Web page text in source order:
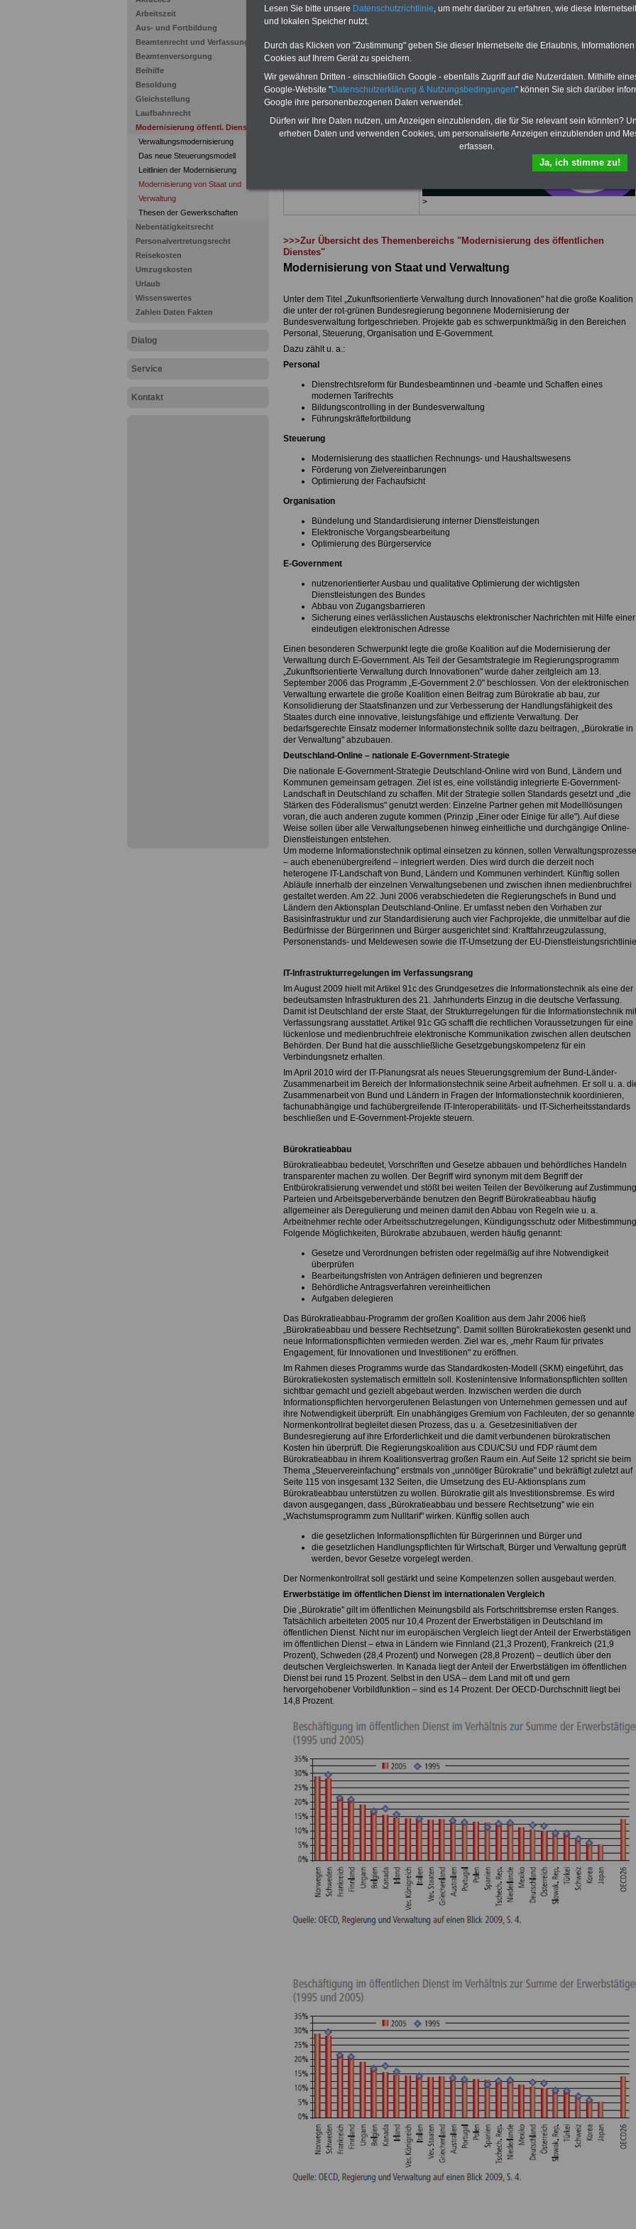
Arbeitszeit
Aus- und Fortbildung
Beamtenrecht und Verfassung
Beamtenversorgung
Beihilfe
Besoldung
Gleichstellung
Laufbahnrecht
Modernisierung öffentl. Dienst
Verwaltungsmodernisierung
Das neue Steuerungsmodell
Leitlinien der Modernisierung
Modernisierung von Staat und
Verwaltung
Thesen der Gewerkschaften
Nebentätigkeitsrecht
Personalvertretungsrecht
Reisekosten
Umzugskosten
Urlaub
Wissenswertes
Zahlen Daten Fakten
Dialog
Service
Kontakt
PDF-SERVICEnur 15 Euro
Zum Komplettpreis von nur
15,00
Euro bei einer Laufzeit von 12
Monaten bleiben Sie zu den
wichtigsten Fragen des
Öffentlichen Dienstes oder des
Beamtenbereiches auf dem
Laufenden: Im PortalPDF-
SERVICEfinden Sie zehn
Bücher bzw. eBooks zum
>
>>>Zur Übersicht des Themenbereichs "Modernisierung des öffentlichen
Dienstes"
Modernisierung von Staat und Verwaltung
Unter dem Titel „Zukunftsorientierte Verwaltung durch Innovationen" hat die große Koalition
die unter der rot-grünen Bundesregierung begonnene Modernisierung der
Bundesverwaltung fortgeschrieben. Projekte gab es schwerpunktmäßig in den Bereichen
Personal, Steuerung, Organisation und E-Government.
Dazu zählt u. a.:
Personal
Dienstrechtsreform für Bundesbeamtinnen und -beamte und Schaffen eines
modernen Tarifrechts
Bildungscontrolling in der Bundesverwaltung
Führungskräftefortbildung
Steuerung
Modernisierung des staatlichen Rechnungs- und Haushaltswesens
Förderung von Zielvereinbarungen
Optimierung der Fachaufsicht
Organisation
Bündelung und Standardisierung interner Dienstleistungen
Elektronische Vorgangsbearbeitung
Optimierung des Bürgerservice
E-Government
nutzenorientierter Ausbau und qualitative Optimierung der wichtigsten
Dienstleistungen des Bundes
Abbau von Zugangsbarrieren
Sicherung eines verlässlichen Austauschs elektronischer Nachrichten mit Hilfe einer
eindeutigen elektronischen Adresse
Einen besonderen Schwerpunkt legte die große Koalition auf die Modernisierung der
Verwaltung durch E-Government. Als Teil der Gesamtstrategie im Regierungsprogramm
„Zukunftsorientierte Verwaltung durch Innovationen" wurde daher zeitgleich am 13.
September 2006 das Programm „E-Government 2.0" beschlossen. Von der elektronischen
Verwaltung erwartete die große Koalition einen Beitrag zum Bürokratie ab bau, zur
Konsolidierung der Staatsfinanzen und zur Verbesserung der Handlungsfähigkeit des
Staates durch eine innovative, leistungsfähige und effiziente Verwaltung. Der
bedarfsgerechte Einsatz moderner Informationstechnik sollte dazu beitragen, „Bürokratie in
der Verwaltung" abzubauen.
Deutschland-Online – nationale E-Government-Strategie
Die nationale E-Government-Strategie Deutschland-Online wird von Bund, Ländern und
Kommunen gemeinsam getragen. Ziel ist es, eine vollständig integrierte E-Government-
Landschaft in Deutschland zu schaffen. Mit der Strategie sollen Standards gesetzt und „die
Stärken des Föderalismus" genutzt werden: Einzelne Partner gehen mit Modelllösungen
voran, die auch anderen zugute kommen (Prinzip „Einer oder Einige für alle"). Auf diese
Weise sollen über alle Verwaltungsebenen hinweg einheitliche und durchgängige Online-
Dienstleistungen entstehen.
Um moderne Informationstechnik optimal einsetzen zu können, sollen Verwaltungsprozesse
– auch ebenenübergreifend – integriert werden. Dies wird durch die derzeit noch
heterogene IT-Landschaft von Bund, Ländern und Kommunen verhindert. Künftig sollen
Abläufe innerhalb der einzelnen Verwaltungsebenen und zwischen ihnen medienbruchfrei
gestaltet werden. Am 22. Juni 2006 verabschiedeten die Regierungschefs in Bund und
Ländern den Aktionsplan Deutschland-Online. Er umfasst neben den Vorhaben zur
Basisinfrastruktur und zur Standardisierung auch vier Fachprojekte, die unmittelbar auf die
Bedürfnisse der Bürgerinnen und Bürger ausgerichtet sind: Kraftfahrzeugzulassung,
Personenstands- und Meldewesen sowie die IT-Umsetzung der EU-
IT-Infrastrukturregelungen im Verfassungsrang
Im August 2009 hielt mit Artikel 91c des Grundgesetzes die Informationstechnik als eine der
bedeutsamsten Infrastrukturen des 21. Jahrhunderts Einzug in die deutsche Verfassung.
Damit ist Deutschland der erste Staat, der Strukturregelungen für die Informationstechnik mit
Verfassungsrang ausstattet. Artikel 91c GG schafft die rechtlichen Voraussetzungen für eine
lückenlose und medienbruchfreie elektronische Kommunikation zwischen allen deutschen
Behörden. Der Bund hat die ausschließliche Gesetzgebungskompetenz für ein
Verbindungsnetz erhalten.
Im April 2010 wird der IT-Planungsrat als neues Steuerungsgremium der Bund-Länder-
Zusammenarbeit im Bereich der Informationstechnik seine Arbeit aufnehmen. Er soll u. a.
Zusammenarbeit von Bund und Ländern in Fragen der Informationstechnik koordinieren,
fachunabhängige und fachübergreifende IT-Interoperabilitäts- und IT-Sicherheitsstandards
beschließen und E-Government-Projekte steuern.
Bürokratieabbau
Bürokratieabbau bedeutet, Vorschriften und Gesetze abbauen und behördliches Handeln
transparenter machen zu wollen. Der Begriff wird synonym mit dem Begriff der
Entbürokratisierung verwendet und stößt bei weiten Teilen der Bevölkerung auf
Parteien und Arbeitsgeberverbände benutzen den Begriff Bürokratieabbau häufig
allgemeiner als Deregulierung und meinen damit den Abbau von Regeln wie u. a.
Arbeitnehmer rechte oder Arbeitsschutzregelungen, Kündigungsschutz oder
Folgende Möglichkeiten, Bürokratie abzubauen, werden häufig genannt:
Gesetze und Verordnungen befristen oder regelmäßig auf ihre Notwendigkeit
überprüfen
Bearbeitungsfristen von Anträgen definieren und begrenzen
Behördliche Antragsverfahren vereinheitlichen
Aufgaben delegieren
Das Bürokratieabbau-Programm der großen Koalition aus dem Jahr 2006 hieß
„Bürokratieabbau und bessere Rechtsetzung". Damit sollten Bürokratiekosten gesenkt und
neue Informationspflichten vermieden werden. Ziel war es, „mehr Raum für privates
Engagement, für Innovationen und Investitionen" zu eröffnen.
Im Rahmen dieses Programms wurde das Standardkosten-Modell (SKM) eingeführt, das
Bürokratiekosten systematisch ermitteln soll. Kostenintensive Informationspflichten sollten
sichtbar gemacht und gezielt abgebaut werden. Inzwischen werden die durch
Informationspflichten hervorgerufenen Belastungen von Unternehmen gemessen und auf
ihre Notwendigkeit überprüft. Ein unabhängiges Gremium von Fachleuten, der so genannte
Normenkontrollrat begleitet diesen Prozess, das u. a. Gesetzesinitiativen der
Bundesregierung auf ihre Erforderlichkeit und die damit verbundenen bürokratischen
Kosten hin überprüft. Die Regierungskoalition aus CDU/CSU und FDP räumt dem
Bürokratieabbau in ihrem Koalitionsvertrag großen Raum ein. Auf Seite 12 spricht sie beim
Thema „Steuervereinfachung" erstmals von „unnötiger Bürokratie" und bekräftigt zuletzt auf
Seite 115 von insgesamt 132 Seiten, die Umsetzung des EU-Aktionsplans zum
Bürokratieabbau unterstützen zu wollen. Bürokratie gilt als Investitionsbremse. Es wird
davon ausgegangen, dass „Bürokratieabbau und bessere Rechtsetzung" wie ein
„Wachstumsprogramm zum Nulltarif" wirken. Künftig sollen auch
die gesetzlichen Informationspflichten für Bürgerinnen und Bürger und
die gesetzlichen Handlungspflichten für Wirtschaft, Bürger und Verwaltung geprüft
werden, bevor Gesetze vorgelegt werden.
Der Normenkontrollrat soll gestärkt und seine Kompetenzen sollen ausgebaut werden.
Erwerbstätige im öffentlichen Dienst im internationalen Vergleich
Die „Bürokratie" gilt im öffentlichen Meinungsbild als Fortschrittsbremse ersten Ranges.
Tatsächlich arbeiteten 2005 nur 10,4 Prozent der Erwerbstätigen in Deutschland im
öffentlichen Dienst. Nicht nur im europäischen Vergleich liegt der Anteil der Erwerbstätigen
im öffentlichen Dienst – etwa in Ländern wie Finnland (21,3 Prozent), Frankreich (21,9
Prozent), Schweden (28,4 Prozent) und Norwegen (28,8 Prozent) – deutlich über den
deutschen Vergleichswerten. In Kanada liegt der Anteil der Erwerbstätigen im öffentlichen
Dienst bei rund 15 Prozent. Selbst in den USA – dem Land mit oft und gern
hervorgehobener Vorbildfunktion – sind es 14 Prozent. Der OECD-Durchschnitt liegt bei
14,8 Prozent.
Lesen Sie bitte unsere Datenschutzrichtlinie, um mehr darüber zu erfahren, wie diese
und lokalen Speicher nutzt.
Durch das Klicken von "Zustimmung" geben Sie dieser Internetseite die Erlaubnis,
Cookies auf Ihrem Gerät zu speichern.
Wir gewähren Dritten - einschließlich Google - ebenfalls Zugriff auf die Nutzerdaten. Mithilfe
Google-Website "Datenschutzerklärung & Nutzungsbedingungen" können Sie sich darüber
Google ihre personenbezogenen Daten verwendet.
Dürfen wir Ihre Daten nutzen, um Anzeigen einzublenden, die für Sie relevant sein könnten?
erheben Daten und verwenden Cookies, um personalisierte Anzeigen einzublenden und
erfassen.
Ja, ich stimme zu!